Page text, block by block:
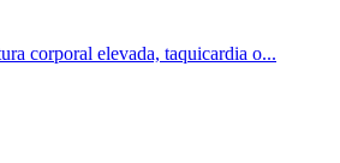
corporal elevada, taquicardia o...